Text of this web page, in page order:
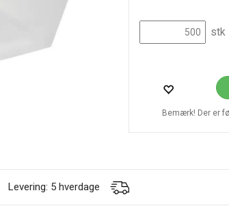
stk
Bemærk! Der er
Levering: 5 hverdage